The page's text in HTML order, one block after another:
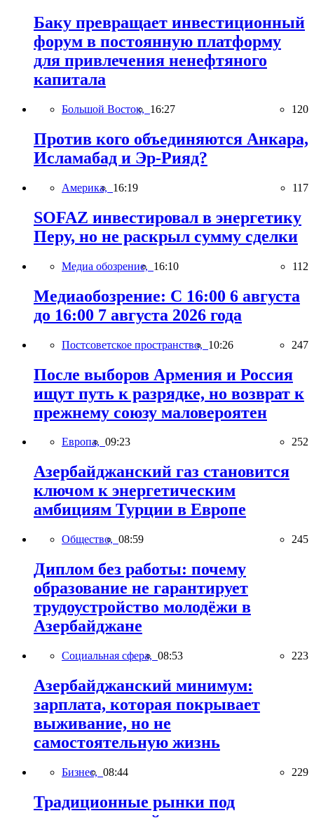
Баку превращает инвестиционный
форум в постоянную платформу
для привлечения ненефтяного
капитала
Большой Восток, 16:27 120
Против кого объединяются Анкара,
Исламабад и Эр-Рияд?
Америка, 16:19 117
SOFAZ инвестировал в энергетику
Перу, но не раскрыл сумму сделки
Медиа обозрение, 16:10 112
Медиаобозрение: С 16:00 6 августа
до 16:00 7 августа 2026 года
Постсоветское пространство, 10:26 247
После выборов Армения и Россия
ищут путь к разрядке, но возврат к
прежнему союзу маловероятен
Европа, 09:23 252
Азербайджанский газ становится
ключом к энергетическим
амбициям Турции в Европе
Общество, 08:59 245
Диплом без работы: почему
образование не гарантирует
трудоустройство молодёжи в
Азербайджане
Социальная сфера, 08:53 223
Азербайджанский минимум:
зарплата, которая покрывает
выживание, но не
самостоятельную жизнь
Бизнес, 08:44 229
Традиционные рынки под